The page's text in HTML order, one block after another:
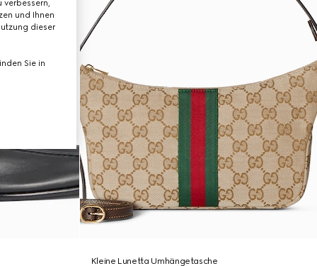
Kleine Lunetta Umhängetasche
und Ihnen
dieser
Sie in